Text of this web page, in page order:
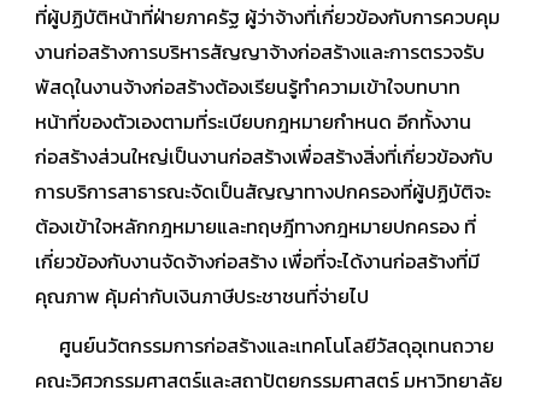
ที่ผู้ปฏิบัติหน้าที่ฝ่ายภาครัฐ ผู้ว่าจ้างที่เกี่ยวข้องกับการควบคุม
งานก่อสร้างการบริหารสัญญาจ้างก่อสร้างและการตรวจรับ
พัสดุในงานจ้างก่อสร้างต้องเรียนรู้ทำความเข้าใจบทบาท
หน้าที่ของตัวเองตามที่ระเบียบกฎหมายกำหนด อีกทั้งงาน
ก่อสร้างส่วนใหญ่เป็นงานก่อสร้างเพื่อสร้างสิ่งที่เกี่ยวข้องกับ
การบริการสาธารณะจัดเป็นสัญญาทางปกครองที่ผู้ปฏิบัติจะ
ต้องเข้าใจหลักกฎหมายและทฤษฎีทางกฎหมายปกครอง ที่
เกี่ยวข้องกับงานจัดจ้างก่อสร้าง เพื่อที่จะได้งานก่อสร้างที่มี
คุณภาพ คุ้มค่ากับเงินภาษีประชาชนที่จ่ายไป
ศูนย์นวัตกรรมการก่อสร้างและเทคโนโลยีวัสดุอุเทนถวาย
คณะวิศวกรรมศาสตร์และสถาปัตยกรรมศาสตร์ มหาวิทยาลัย